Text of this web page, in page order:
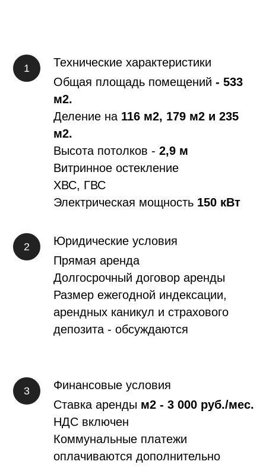
Технические характеристики
Общая площадь помещений - 533
м2.
Деление на116 м2, 179 м2 и 235
м2.
Высота потолков - 2,9 м
Витринное остекление
ХВС, ГВС
Электрическая мощность 150 кВт
Юридические условия
Прямая аренда
Долгосрочный договор аренды
Размер ежегодной индексации,
арендных каникул и страхового
депозита - обсуждаются
Финансовые условия
Ставка аренды м2 - 3 000 руб./мес.
НДС включен
Коммунальные платежи
оплачиваются дополнительно